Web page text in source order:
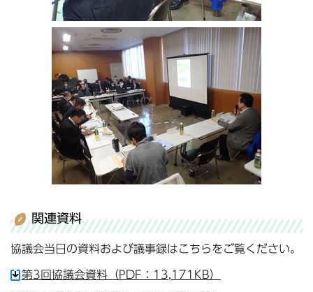
関連資料
協議会当日の資料および議事録はこちらをご覧ください。
第3回協議会資料（PDF：13,171KB）